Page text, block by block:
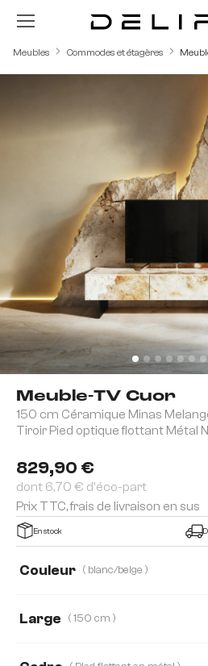
Passer au contenu principal
Meubles Commodes et étagères
Meuble-TV Cuor
150 cm Céramique Minas
Tiroir Pied optique flottant Métal
829,90 €
dont 6,70 € d'éco-part
Prix TTC, frais de livraison en sus
En stock
Couleur ( blanc/beige )
Large ( 150 cm )